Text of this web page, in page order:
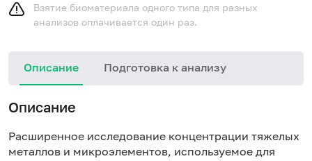
Взятие биоматериала одного типа для разных
анализов оплачивается один раз.
Описание Подготовка к анализу
Описание
Расширенное исследование концентрации тяжелых
металлов и микроэлементов, используемое для